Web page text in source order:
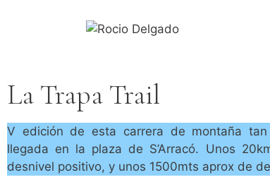
La Trapa Trail
V edición de esta carrera de montaña
llegada en la plaza de S’Arracó. Unos
desnivel positivo, y unos 1500mts aprox de